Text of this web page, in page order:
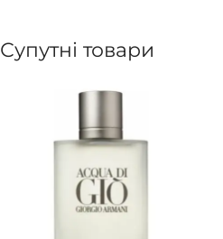
Супутні товари